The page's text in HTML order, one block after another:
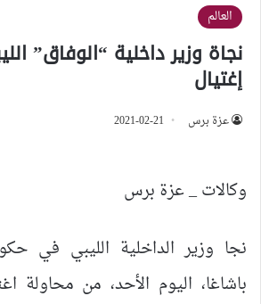
العالم
نجاة وزير داخلية “الوفاق”
إغتيال
عزة برس 2021-02-21
وكالات _ عزة برس
نجا وزير الداخلية الليبي في
باشاغا، اليوم الأحد، من محاولة